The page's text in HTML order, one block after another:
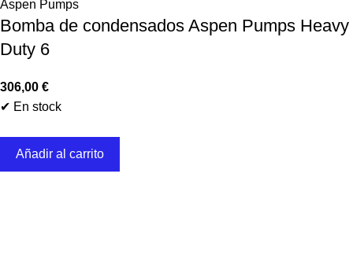
Aspen Pumps
Bomba de condensados Aspen Pumps Heavy
Duty 6
306,00 €
✔ En stock
Añadir al carrito